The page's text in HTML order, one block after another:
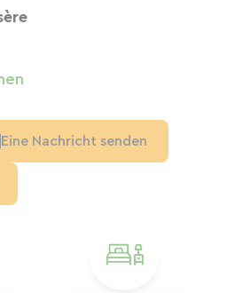
Eine Nachricht senden